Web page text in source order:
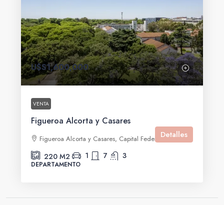
U$S1,600,000
VENTA
Figueroa Alcorta y Casares
Figueroa Alcorta y Casares, Capital Federal, Argentina
220 M2 1 7 3
DEPARTAMENTO
Detalles